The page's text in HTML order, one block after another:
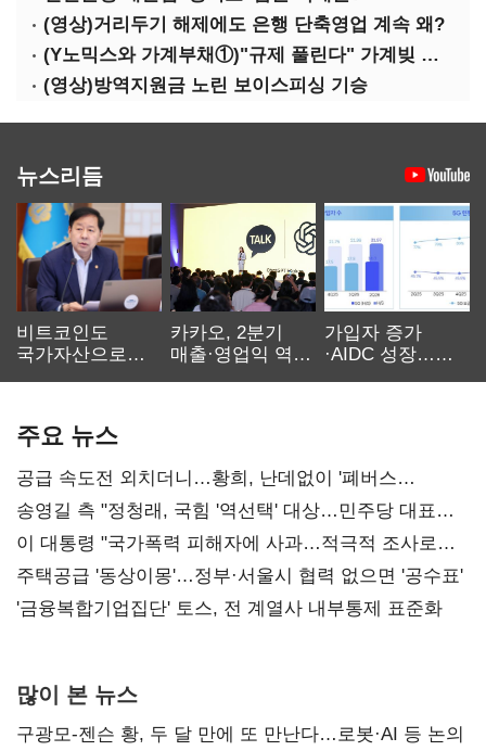
(영상)거리두기 해제에도 은행 단축영업 계속 왜?
(Y노믹스와 가계부채①)"규제 풀린다" 가계빚 다시 꿈틀
(영상)방역지원금 노린 보이스피싱 기승
뉴스리듬
비트코인도
국가자산으로…'
카카오, 2분기
매출·영업익 역대
가입자 증가
·AIDC 성장…
주요 뉴스
공급 속도전 외치더니…황희, 난데없이 '폐버스
리모델링' 제안
송영길 측 "정청래, 국힘 '역선택' 대상…민주당 대표로
총선 지휘 못해"
이 대통령 "국가폭력 피해자에 사과…적극적 조사로
진실 밝혀야"
주택공급 '동상이몽'…정부·서울시 협력 없으면 '공수표'
'금융복합기업집단' 토스, 전 계열사 내부통제 표준화
많이 본 뉴스
구광모-젠슨 황, 두 달 만에 또 만난다…로봇·AI 등 논의